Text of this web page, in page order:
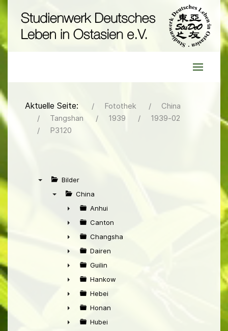
Aktuelle Seite: Fotothek
China
Tangshan
1939
1939-02
P3120
Bilder
China
►
Anhui
►
Canton
►
Changsha
►
Dairen
►
Guilin
►
Hankow
►
Hebei
►
Honan
Hubei